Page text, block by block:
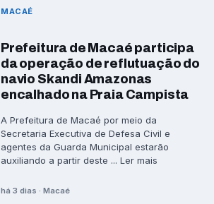
MACAÉ
Prefeitura de Macaé participa
da operação de reflutuação do
navio Skandi Amazonas
encalhado na Praia Campista
A Prefeitura de Macaé por meio da
Secretaria Executiva de Defesa Civil e
agentes da Guarda Municipal estarão
auxiliando a partir deste ... Ler mais
há 3 dias · Macaé